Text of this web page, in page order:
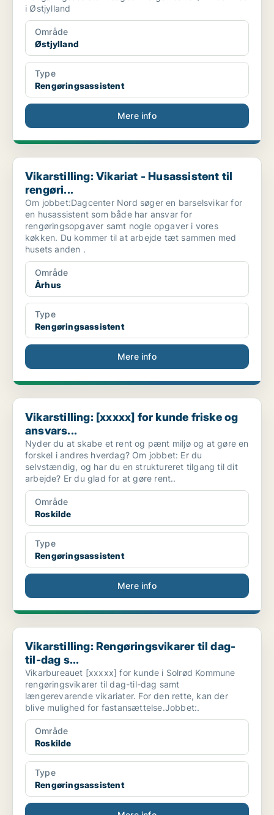
i Østjylland
Område
Østjylland
Type
Rengøringsassistent
Mere info
Vikarstilling: Vikariat - Husassistent til rengøri...
Vikarstilling: Vikariat - Husassistent til
rengøri...
Om jobbet:Dagcenter Nord søger en barselsvikar for
en husassistent som både har ansvar for
rengøringsopgaver samt nogle opgaver i vores
køkken. Du kommer til at arbejde tæt sammen med
husets anden .
Område
Århus
Type
Rengøringsassistent
Mere info
Vikarstilling: [xxxxx] for kunde friske og ansvars...
Vikarstilling: [xxxxx] for kunde friske og
ansvars...
Nyder du at skabe et rent og pænt miljø og at gøre en
forskel i andres hverdag? Om jobbet: Er du
selvstændig, og har du en struktureret tilgang til dit
arbejde? Er du glad for at gøre rent..
Område
Roskilde
Type
Rengøringsassistent
Mere info
Vikarstilling: Rengøringsvikarer til dag-til-dag s...
Vikarstilling: Rengøringsvikarer til dag-
til-dag s...
Vikarbureauet [xxxxx] for kunde i Solrød Kommune
rengøringsvikarer til dag-til-dag samt
længerevarende vikariater. For den rette, kan der
blive mulighed for fastansættelse.Jobbet:.
Område
Roskilde
Type
Rengøringsassistent